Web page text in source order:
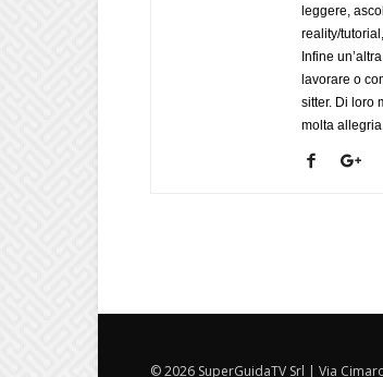
leggere,
reality/
Infine
lavorare o
sitter. Di loro
molta
© 2026 SuperGuidaTV Srl | Via